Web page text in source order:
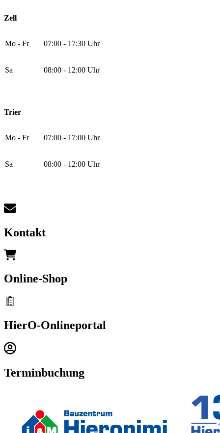
Zell
Mo - Fr 07:00 - 17:30 Uhr
Sa 08:00 - 12:00 Uhr
Trier
Mo - Fr 07:00 - 17:00 Uhr
Sa 08:00 - 12:00 Uhr
Kontakt
Online-Shop
HierO-Onlineportal
Terminbuchung